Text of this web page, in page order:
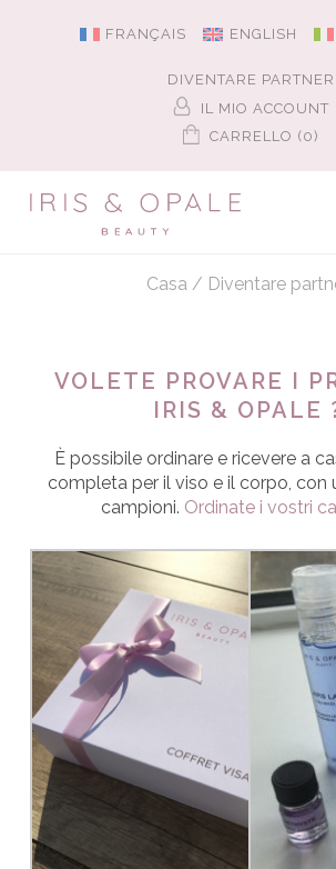
FRANÇAIS ENGLISH
DIVENTARE PARTNER
IL MIO ACCOUNT
CARRELLO (0)
Casa / Diventare
VOLETE PROVARE I
IRIS & OPALE
È possibile ordinare e ricevere a
completa per il viso e il corpo, con
campioni. Ordinate i vostri